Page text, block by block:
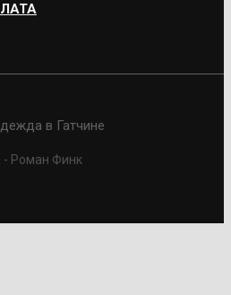
в Гатчине
- Роман Финк